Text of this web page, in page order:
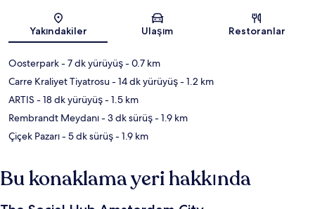
Harita
Yakındakiler Ulaşım Restoranlar
Oosterpark- 7 dk yürüyüş- 0.7 km
Carre Kraliyet Tiyatrosu- 14 dk yürüyüş- 1.2 km
ARTIS - 18 dk yürüyüş- 1.5 km
Rembrandt Meydanı- 3 dk sürüş- 1.9 km
Çiçek Pazarı- 5 dk sürüş- 1.9 km
Bu konaklama yeri hakkında